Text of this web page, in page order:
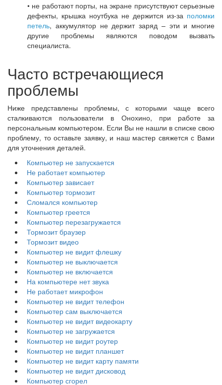
• не работают порты, на экране присутствуют серьезные
дефекты, крышка ноутбука не держится из-за поломки
петель, аккумулятор не держит заряд – эти и многие
другие проблемы являются поводом вызвать
специалиста.
Часто встречающиеся
проблемы
Ниже представлены проблемы, с которыми чаще всего
сталкиваются пользователи в Онохино, при работе за
персональным компьютером. Если Вы не нашли в списке свою
проблему, то оставьте заявку, и наш мастер свяжется с Вами
для уточнения деталей.
Компьютер не запускается
Не работает компьютер
Компьютер зависает
Компьютер тормозит
Сломался компьютер
Компьютер греется
Компьютер перезагружается
Тормозит браузер
Тормозит видео
Компьютер не видит флешку
Компьютер не выключается
Компьютер не включается
На компьютере нет звука
Не работает микрофон
Компьютер не видит телефон
Компьютер сам выключается
Компьютер не видит видеокарту
Компьютер не загружается
Компьютер не видит роутер
Компьютер не видит планшет
Компьютер не видит карту памяти
Компьютер не видит дисковод
Компьютер сгорел